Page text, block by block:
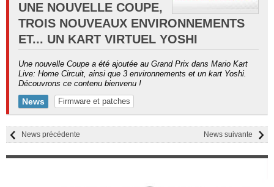
UNE NOUVELLE COUPE,
TROIS NOUVEAUX ENVIRONNEMENTS
ET... UN KART VIRTUEL YOSHI
Une nouvelle Coupe a été ajoutée au Grand Prix dans Mario Kart
Live: Home Circuit, ainsi que 3 environnements et un kart Yoshi.
Découvrons ce contenu bienvenu !
News Firmware et patches
News suivante
News précédente